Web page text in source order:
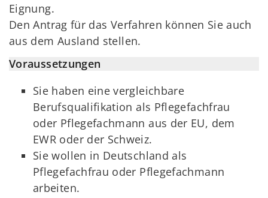
Eignung.
Den Antrag für das Verfahren können Sie auch
aus dem Ausland stellen.
Voraussetzungen
Sie haben eine vergleichbare
Berufsqualifikation als Pflegefachfrau
oder Pflegefachmann aus der EU, dem
EWR oder der Schweiz.
Sie wollen in Deutschland als
Pflegefachfrau oder Pflegefachmann
arbeiten.